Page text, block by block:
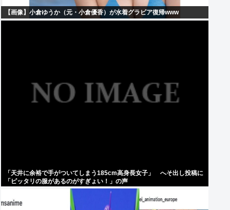
【画像】小倉ゆうか（元・小倉優香）が水着グラビア復帰www
「天井に余裕で手がついてしまう185cm高身長女子」 へそ出し投稿に
「ピッタリの服があるのがすぎょい！」の声